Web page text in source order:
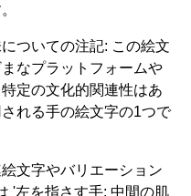
ついての注記: この絵文
なプラットフォームや
定の文化的関連性はあ
れる手の絵文字の1つで
文字やバリエーション
'左を指さす手: 中間の肌